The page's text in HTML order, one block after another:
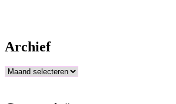
Archief
Archief